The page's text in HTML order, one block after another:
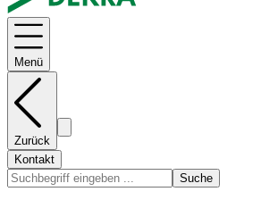
Menü
Zurück
Kontakt
Suche